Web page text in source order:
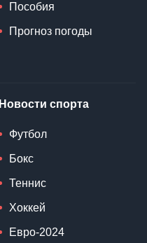
Пособия
Прогноз погоды
Новости спорта
Футбол
Бокс
Теннис
Хоккей
Евро-2024